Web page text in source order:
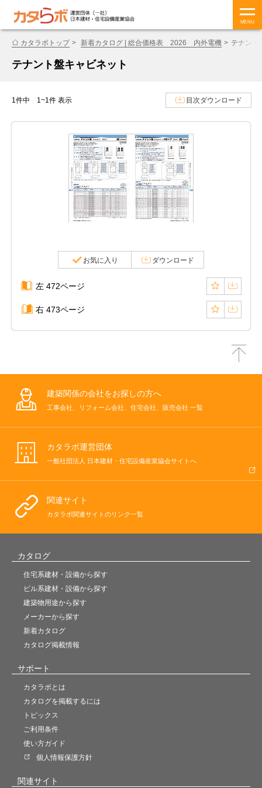
MENU
カタラボトップ 新着カタログ | 総合価格表 2026 内外電機 テナント
テナント盤キャビネット
1件中 1~1件 表示 目次ダウンロード
お気に入り ダウンロード
左 472ページ
右 473ページ
建築関係の会社をお探しの方へ
工事会社、リフォーム会社、住宅会社、販売会社 一覧
カタラボ運営団体
一般社団法人 日本建材・住宅設備産業協会サイトへ
関連サイト
カタラボ関連サイトのリンク一覧
カタログ
住宅系建材・設備から探す
ビル系建材・設備から探す
建築物用途から探す
メーカーから探す
新着カタログ
カタログ掲載情報
サポート
カタラボとは
カタログを掲載するには
トピックス
ご利用条件
使い方ガイド
個人情報保護方針
関連サイト